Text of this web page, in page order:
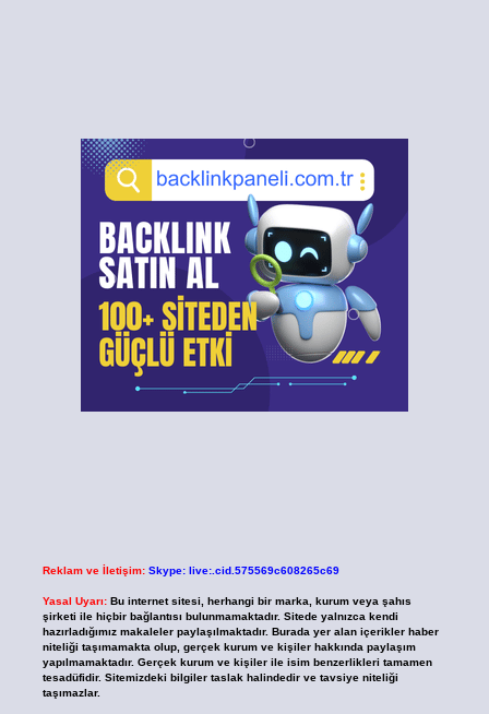
Reklam ve İletişim: Skype: live:.cid.575569c608265c69
Yasal Uyarı: Bu internet sitesi, herhangi bir marka, kurum veya şahıs
şirketi ile hiçbir bağlantısı bulunmamaktadır. Sitede yalnızca kendi
hazırladığımız makaleler paylaşılmaktadır. Burada yer alan içerikler haber
niteliği taşımamakta olup, gerçek kurum ve kişiler hakkında paylaşım
yapılmamaktadır. Gerçek kurum ve kişiler ile isim benzerlikleri tamamen
tesadüfidir. Sitemizdeki bilgiler taslak halindedir ve tavsiye niteliği
taşımazlar.